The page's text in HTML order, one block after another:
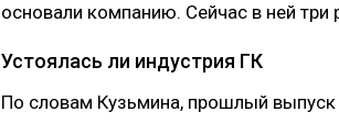
основали компанию. Сейчас в ней три
Устоялась ли индустрия ГК
По словам Кузьмина, прошлый выпуск